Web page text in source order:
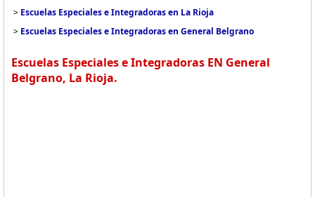
> Escuelas Especiales e Integradoras en La Rioja
> Escuelas Especiales e Integradoras en General Belgrano
Escuelas Especiales e Integradoras EN General
Belgrano, La Rioja.